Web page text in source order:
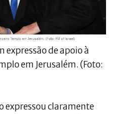
expressou claramente